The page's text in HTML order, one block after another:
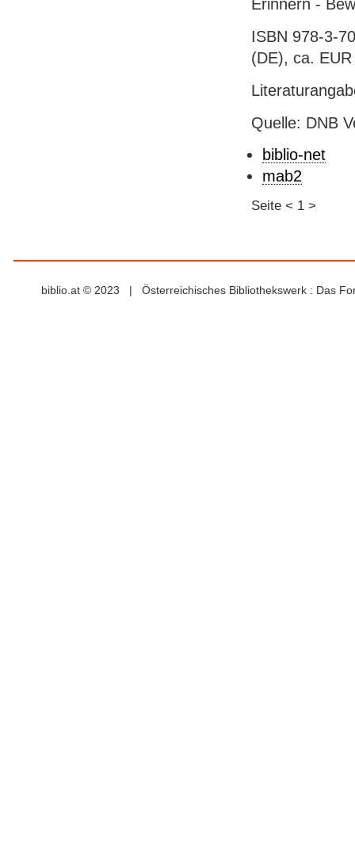
Erinnern -
ISBN 978-3-
(DE), ca.
Quelle: DNB
biblio-net
mab2
Seite < 1 >
biblio.at © 2023 | Österreichisches Bibliothekswerk : Das